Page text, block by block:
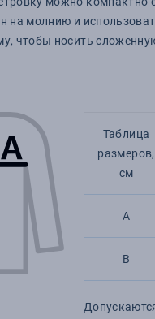
на молнию и
чтобы носить
Таблица
размеров,
см
A
B